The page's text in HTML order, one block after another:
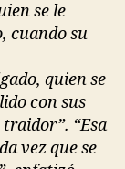
se le
cuando su
quien se
con sus
“Esa
vez que se